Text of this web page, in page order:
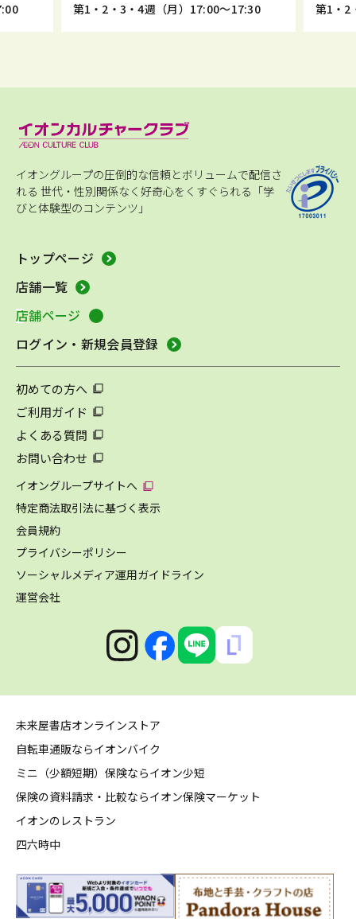
第1・2・3・4週（月）17:00～17:30
第1・2
イオングループの圧倒的な信頼とボリュームで配信さ
れる 世代・性別関係なく好奇心をくすぐられる「学
びと体験型のコンテンツ」
トップページ
店舗一覧
店舗ページ
ログイン・新規会員登録
初めての方へ
ご利用ガイド
よくある質問
お問い合わせ
イオングループサイトへ
特定商法取引法に基づく表示
会員規約
プライバシーポリシー
ソーシャルメディア運用ガイドライン
運営会社
未来屋書店オンラインストア
自転車通販ならイオンバイク
ミニ（少額短期）保険ならイオン少短
保険の資料請求・比較ならイオン保険マーケット
イオンのレストラン
四六時中